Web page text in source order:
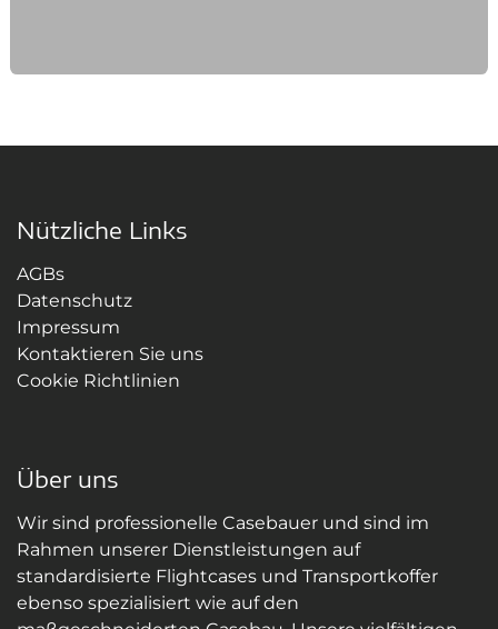
Nützliche Links
AGBs
Datenschutz
Impressum
Kontaktieren Sie uns
Cookie Richtlinien
Über uns
Wir sind professionelle Casebauer und sind im
Rahmen unserer Dienstleistungen auf
standardisierte Flightcases und Transportkoffer
ebenso spezialisiert wie auf den